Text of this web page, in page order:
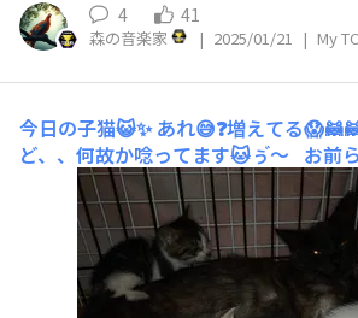
4 41
森の音楽家 | 2025/01/21 | My
今日の子猫😺✨ あれ😅❓増えてる
ど、、何故か唸ってます🐱ぅ゙〜 お前
（洗面台）だ〜😀✨